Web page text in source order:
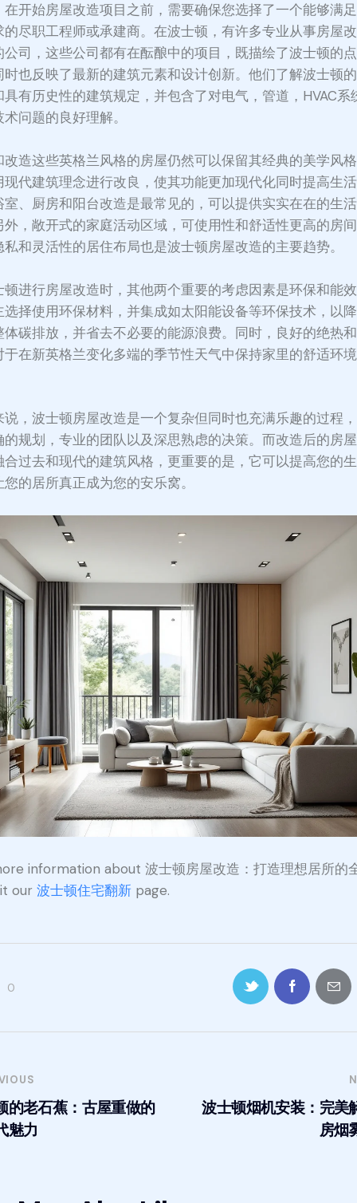
在开始房屋改造项目之前，需要确保您选择了一个能够满
的尽职工程师或承建商。在波士顿，有许多专业从事房屋
公司，这些公司都有在酝酿中的项目，既描绘了波士顿的
时也反映了最新的建筑元素和设计创新。他们了解波士顿
具有历史性的建筑规定，并包含了对电气，管道，HVAC系
问题的良好理解。
改造这些英格兰风格的房屋仍然可以保留其经典的美学风
现代建筑理念进行改良，使其功能更加现代化同时提高生
室、厨房和阳台改造是最常见的，可以提供实实在在的生
外，敞开式的家庭活动区域，可使用性和舒适性更高的房
私和灵活性的居住布局也是波士顿房屋改造的主要趋势。
顿进行房屋改造时，其他两个重要的考虑因素是环保和能
选择使用环保材料，并集成如太阳能设备等环保技术，以
体碳排放，并省去不必要的能源浪费。同时，良好的绝热
于在新英格兰变化多端的季节性天气中保持家里的舒适环
说，波士顿房屋改造是一个复杂但同时也充满乐趣的过程
的规划，专业的团队以及深思熟虑的决策。而改造后的房
合过去和现代的建筑风格，更重要的是，它可以提高您的
的居所真正成为您的安乐窝。
information about 波士顿房屋改造：打造理想居所的
our波士顿住宅翻新 page.
0
的老石蕉：古屋重做的
魅力
波士顿烟机安装：完美
房烟